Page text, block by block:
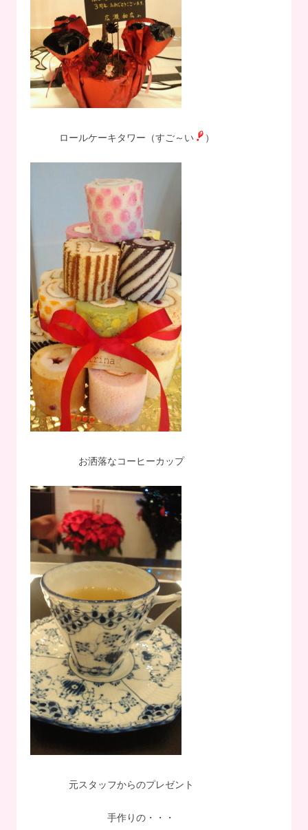
ロールケーキタワー（すご～い ）
お洒落なコーヒーカップ
元スタッフからのプレゼント
手作りの・・・